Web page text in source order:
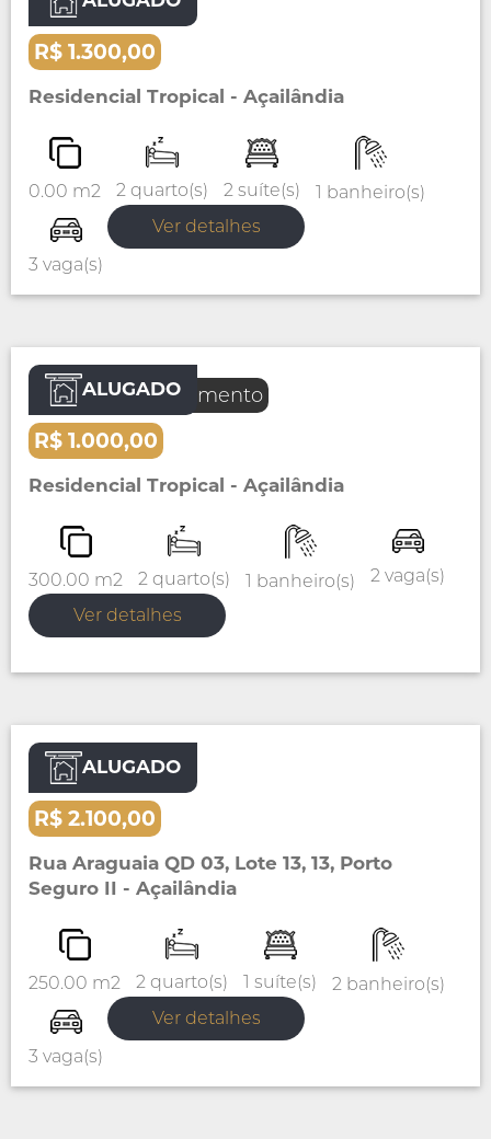
Aluguel Casa
R$ 1.300,00
Residencial Tropical - Açailândia
0.00 m2 2 quarto(s) 2 suíte(s) 1 banheiro(s)
3 vaga(s)
Ver detalhes
ALUGADO
Aluguel Apartamento
R$ 1.000,00
Residencial Tropical - Açailândia
300.00 m2 2 quarto(s) 1 banheiro(s)
2 vaga(s)
Ver detalhes
ALUGADO
Aluguel Casa
R$ 2.100,00
Rua Araguaia QD 03, Lote 13, 13, Porto
Seguro II - Açailândia
250.00 m2 2 quarto(s) 1 suíte(s) 2 banheiro(s)
3 vaga(s)
Ver detalhes